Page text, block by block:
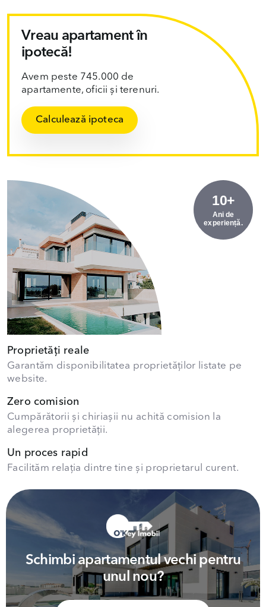
Vreau apartament în
ipotecă!
Avem peste 745.000 de
apartamente, oficii și terenuri.
Calculează ipoteca
10+
Ani de
experiență.
Proprietăți reale
Garantăm disponibilitatea proprietăților listate pe
website.
Zero comision
Cumpărătorii și chiriașii nu achită comision la
alegerea proprietății.
Un proces rapid
Facilităm relația dintre tine și proprietarul curent.
Schimbi apartamentul vechi pentru
unul nou?